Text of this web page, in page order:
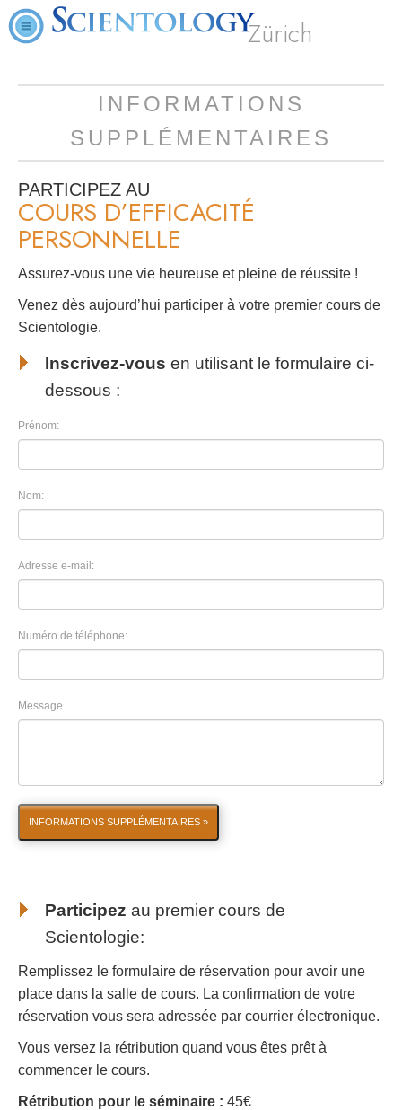
Zürich
INFORMATIONS
SUPPLÉMENTAIRES
PARTICIPEZ AU
COURS D’EFFICACITÉ
PERSONNELLE
Assurez-vous une vie heureuse et pleine de réussite !
Venez dès aujourd’hui participer à votre premier cours de
Scientologie.
Inscrivez-vous en utilisant le formulaire ci-
dessous :
Prénom:
Nom:
Adresse e-mail:
Numéro de téléphone:
Message
INFORMATIONS SUPPLÉMENTAIRES »
Participez au premier cours de
Scientologie:
Remplissez le formulaire de réservation pour avoir une
place dans la salle de cours. La confirmation de votre
réservation vous sera adressée par courrier électronique.
Vous versez la rétribution quand vous êtes prêt à
commencer le cours.
Rétribution pour le séminaire : 45€